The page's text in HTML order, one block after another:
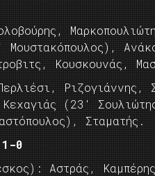
Κουσκουνάς,
Ριζογιάννης,
(23′
Σταματής.
0
Αστράς,